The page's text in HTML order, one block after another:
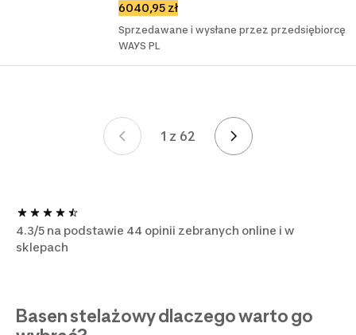
6040,95 zł
Sprzedawane i wysłane przez przedsiębiorcę
WAYS PL
1 z 62Strona 1 z 62
4.3/5 na podstawie 44 opinii zebranych online i w
sklepach
Basen stelażowy dlaczego warto go